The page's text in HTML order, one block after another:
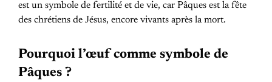
est un symbole de fertilité et de vie, car Pâques est la fête
des chrétiens de Jésus, encore vivants après la mort.
Pourquoi l’œuf comme symbole de
Pâques ?